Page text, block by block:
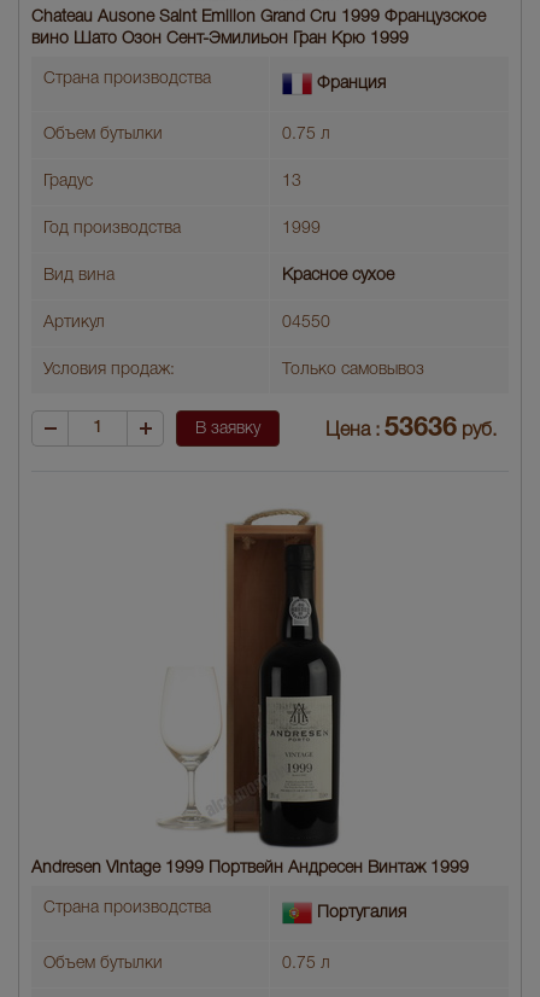
Chateau Ausone Saint Emilion Grand Cru 1999 Французское
вино Шато Озон Сент-Эмилиьон Гран Крю 1999
Страна производства Франция
Объем бутылки 0.75 л
Градус 13
Год производства 1999
Вид вина Красное сухое
Артикул 04550
Условия продаж: Только самовывоз
В заявку Цена : 53636 руб.
Andresen Vintage 1999 Портвейн Андресен Винтаж 1999
Страна производства Португалия
Объем бутылки 0.75 л